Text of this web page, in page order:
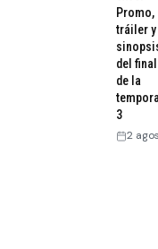
Promo,
tráiler y
del final
de la
3
2